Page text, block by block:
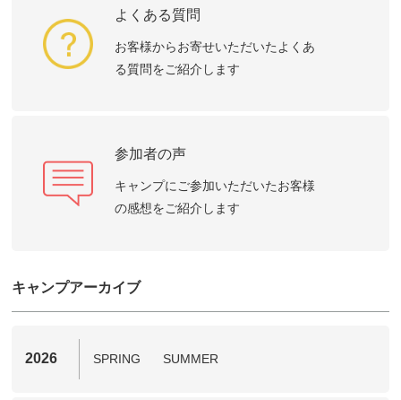
よくある質問
お客様からお寄せいただいたよくあ
る質問をご紹介します
参加者の声
キャンプにご参加いただいたお客様
の感想をご紹介します
キャンプアーカイブ
2026 SPRING SUMMER